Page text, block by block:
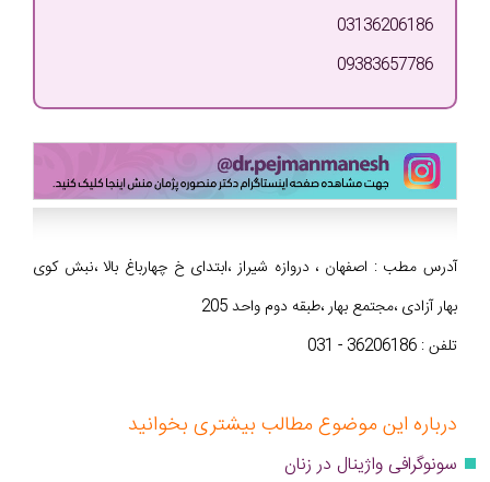
03136206186
09383657786
آدرس مطب : اصفهان ، دروازه شیراز ،ابتدای خ چهارباغ بالا ،نبش کوی
بهار آزادی ،مجتمع بهار ،طبقه دوم واحد 205
تلفن : 36206186 - 031
درباره این موضوع مطالب بیشتری بخوانید
سونوگرافی واژینال در زنان